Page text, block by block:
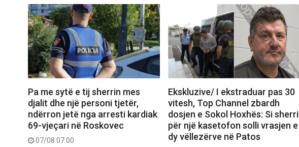
Pa me sytë e tij sherrin mes
djalit dhe një personi tjetër,
ndërron jetë nga arresti kardiak
69-vjeçari në Roskovec
07/08 07:00
Ekskluzive/ I ekstraduar pas 30
vitesh, Top Channel zbardh
dosjen e Sokol Hoxhës: Si sherri
për një kasetofon solli vrasjen e
dy vëllezërve në Patos